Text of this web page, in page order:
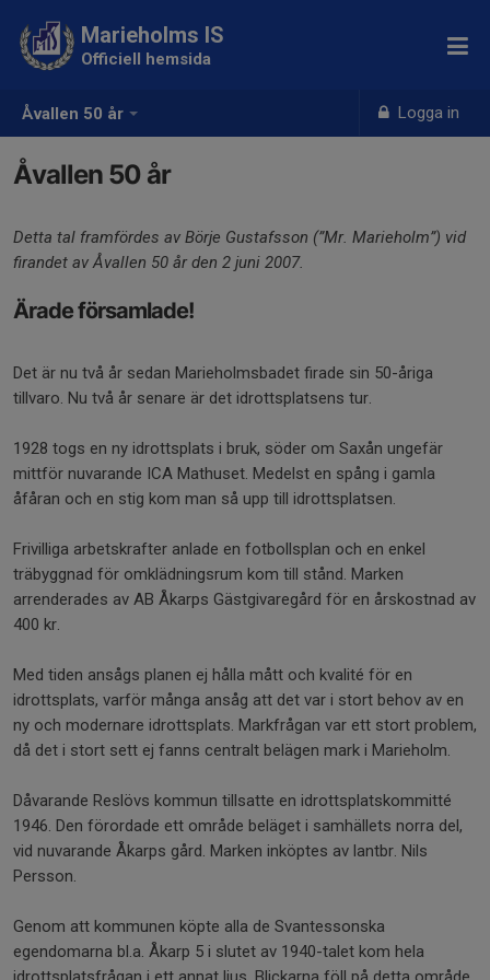
Åvallen 50 år Logga in
Marieholms IS
Officiell hemsida
Åvallen 50 år
Detta tal framfördes av Börje Gustafsson (”Mr. Marieholm”) vid
firandet av Åvallen 50 år den 2 juni 2007.
Ärade församlade!
Det är nu två år sedan Marieholmsbadet firade sin 50-åriga
tillvaro. Nu två år senare är det idrottsplatsens tur.
1928 togs en ny idrottsplats i bruk, söder om Saxån ungefär
mittför nuvarande ICA Mathuset. Medelst en spång i gamla
åfåran och en stig kom man så upp till idrottsplatsen.
Frivilliga arbetskrafter anlade en fotbollsplan och en enkel
träbyggnad för omklädningsrum kom till stånd. Marken
arrenderades av AB Åkarps Gästgivaregård för en årskostnad av
400 kr.
Med tiden ansågs planen ej hålla mått och kvalité för en
idrottsplats, varför många ansåg att det var i stort behov av en
ny och modernare idrottsplats. Markfrågan var ett stort problem,
då det i stort sett ej fanns centralt belägen mark i Marieholm.
Dåvarande Reslövs kommun tillsatte en idrottsplatskommitté
1946. Den förordade ett område beläget i samhällets norra del,
vid nuvarande Åkarps gård. Marken inköptes av lantbr. Nils
Persson.
Genom att kommunen köpte alla de Svantessonska
egendomarna bl.a. Åkarp 5 i slutet av 1940-talet kom hela